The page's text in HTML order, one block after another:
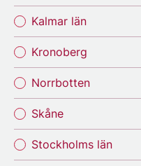
Kalmar län
Kronoberg
Norrbotten
Skåne
Stockholms län